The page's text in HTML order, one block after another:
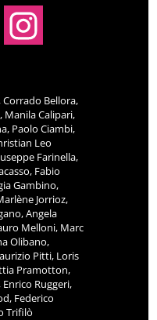
Corrado Bellora,
Manila Calipari,
Paolo Ciambi,
Leo
Farinella,
Fabio
Gambino,
Jorrioz,
Angela
Melloni, Marc
Olibano,
Pitti, Loris
Pramotton,
Ruggeri,
Federico
Trifilò